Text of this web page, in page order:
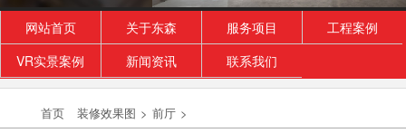
网站首页 关于东森 服务项目
工程案例
VR实景案例
新闻资讯 联系我们
首页 装修效果图 > 前厅 >